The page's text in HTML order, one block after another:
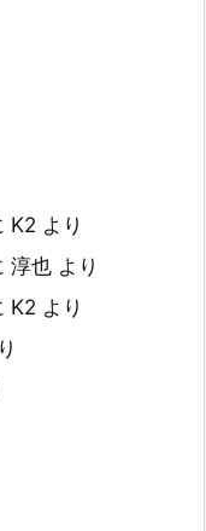
K2 より
淳也 より
K2 より